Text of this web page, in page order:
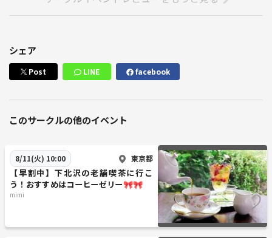
シェア
Post LINE facebook
このサークルの他のイベント
8/11(火) 10:00 東京都
【早割中】下北沢の老舗喫茶に行こ
う！おすすめはコーヒーゼリー🎀🎀
mimi